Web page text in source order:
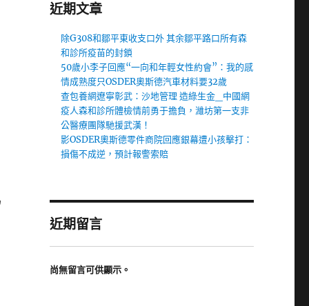
近期文章
除G308和鄒平東收支口外 其余鄒平路口所有森
和診所疫苗的封鎖
50歲小李子回應“一向和年輕女性約會”：我的感
情成熟度只OSDER奧斯德汽車材料要32歲
查包養網遼寧彰武：沙地管理 造綠生金_中國網
疫人森和診所體檢情前勇于擔負，濰坊第一支非
公醫療團隊馳援武漢！
影OSDER奧斯德零件商院回應銀幕遭小孩擊打：
損傷不成逆，預計報警索賠
近期留言
尚無留言可供顯示。